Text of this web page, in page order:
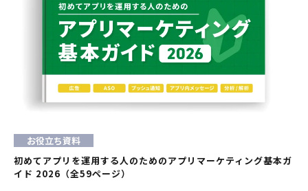
お役立ち資料
初めてアプリを運用する人のためのアプリマーケティング基本ガ
イド 2026（全59ページ）